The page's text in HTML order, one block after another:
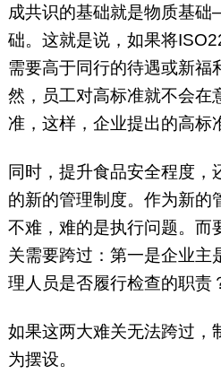
成共识的基础就是物质基
础。这就是说，如果将
需要高于同行的待遇或新福
然，员工对高标准就不会在
准，这样，企业提出的高标
同时，提升食品安全程度，
的新的管理制度。作为新的
不难，难的是执行问题。而
关需要跨过：第一是企业主
理人员是否履行检查的职责
如果这两大难关无法跨过，
为摆设。